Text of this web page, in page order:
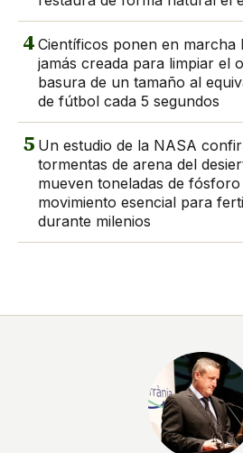
4 Científicos ponen en
jamás creada para limpiar el
basura de un tamaño al
de fútbol cada 5 segundos
5 Un estudio de la NASA
tormentas de arena del
mueven toneladas de
movimiento esencial para
durante milenios